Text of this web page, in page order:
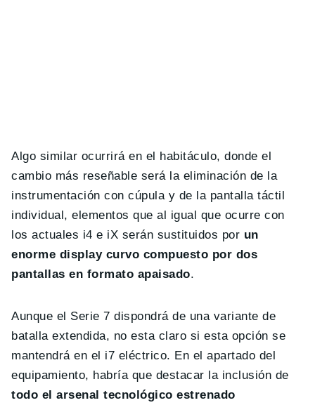
Algo similar ocurrirá en el habitáculo, donde el
cambio más reseñable será la eliminación de la
instrumentación con cúpula y de la pantalla táctil
individual, elementos que al igual que ocurre con
los actuales i4 e iX serán sustituidos por un
enorme display curvo compuesto por dos
pantallas en formato apaisado.
Aunque el Serie 7 dispondrá de una variante de
batalla extendida, no esta claro si esta opción se
mantendrá en el i7 eléctrico. En el apartado del
equipamiento, habría que destacar la inclusión de
todo el arsenal tecnológico estrenado